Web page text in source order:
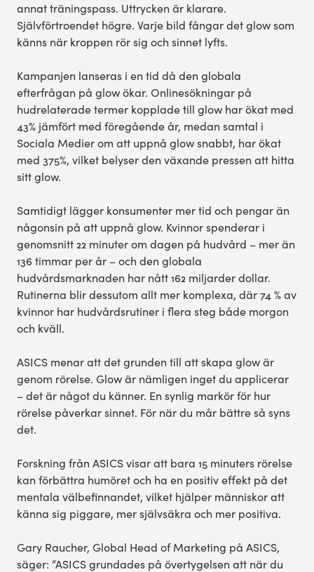
annat träningspass. Uttrycken är klarare.
Självförtroendet högre. Varje bild fångar det glow som
känns när kroppen rör sig och sinnet lyfts.
Kampanjen lanseras i en tid då den globala
efterfrågan på glow ökar. Onlinesökningar på
hudrelaterade termer kopplade till glow har ökat med
43% jämfört med föregående år, medan samtal i
Sociala Medier om att uppnå glow snabbt, har ökat
med 375%, vilket belyser den växande pressen att hitta
sitt glow.
Samtidigt lägger konsumenter mer tid och pengar än
någonsin på att uppnå glow. Kvinnor spenderar i
genomsnitt 22 minuter om dagen på hudvård – mer än
136 timmar per år – och den globala
hudvårdsmarknaden har nått 162 miljarder dollar.
Rutinerna blir dessutom allt mer komplexa, där 74 % av
kvinnor har hudvårdsrutiner i flera steg både morgon
och kväll.
ASICS menar att det grunden till att skapa glow är
genom rörelse. Glow är nämligen inget du applicerar
– det är något du känner. En synlig markör för hur
rörelse påverkar sinnet. För när du mår bättre så syns
det.
Forskning från ASICS visar att bara 15 minuters rörelse
kan förbättra humöret och ha en positiv effekt på det
mentala välbefinnandet, vilket hjälper människor att
känna sig piggare, mer självsäkra och mer positiva.
Gary Raucher, Global Head of Marketing på ASICS,
säger: “ASICS grundades på övertygelsen att när du